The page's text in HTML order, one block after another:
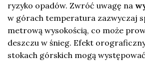
ryzyko opadów. Zwróć uwagę na
w górach temperatura zazwyczaj
metrową wysokością, co może
deszczu w śnieg. Efekt
stokach górskich mogą występować